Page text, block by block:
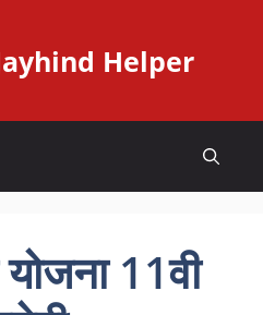
Helper
11वी